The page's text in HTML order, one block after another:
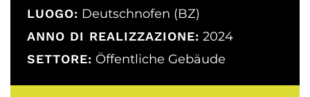
LUOGO: Deutschnofen (BZ)
ANNO DI REALIZZAZIONE: 2024
SETTORE: Öffentliche Gebäude